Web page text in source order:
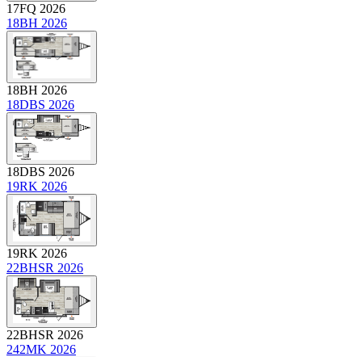
17FQ 2026
18BH 2026
18BH 2026
18DBS 2026
18DBS 2026
19RK 2026
19RK 2026
22BHSR 2026
22BHSR 2026
242MK 2026